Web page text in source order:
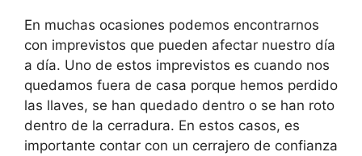
En muchas ocasiones podemos encontrarnos
con imprevistos que pueden afectar nuestro día
a día. Uno de estos imprevistos es cuando nos
quedamos fuera de casa porque hemos perdido
las llaves, se han quedado dentro o se han roto
dentro de la cerradura. En estos casos, es
importante contar con un cerrajero de confianza